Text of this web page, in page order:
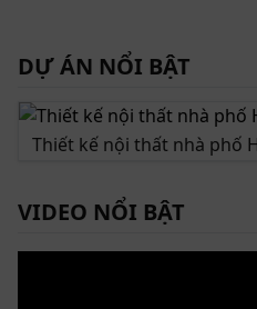
DỰ ÁN NỔI BẬT
Thiết kế nội thất nhà phố
VIDEO NỔI BẬT